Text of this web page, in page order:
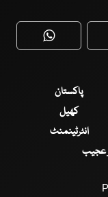
WhatsApp
پاکستان
کھیل
انٹرٹینمنٹ
عجیب